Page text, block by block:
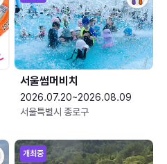
서울썸머비치
2026.07.20~2026.08.09
서울특별시 종로구
개최중